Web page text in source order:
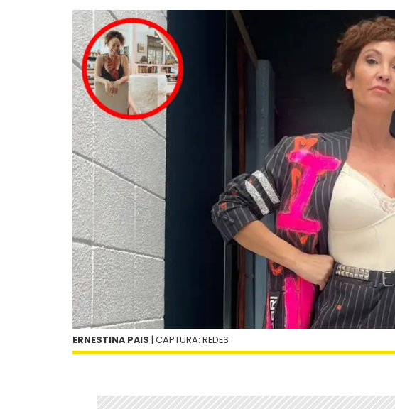
ERNESTINA PAIS | CAPTURA: REDES